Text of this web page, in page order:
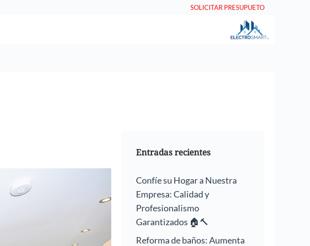
SOLICITAR PRESUPUETO
Entradas recientes
Confíe su Hogar a Nuestra
Empresa: Calidad y
Profesionalismo
Garantizados 🏠🔨
Reforma de baños: Aumenta